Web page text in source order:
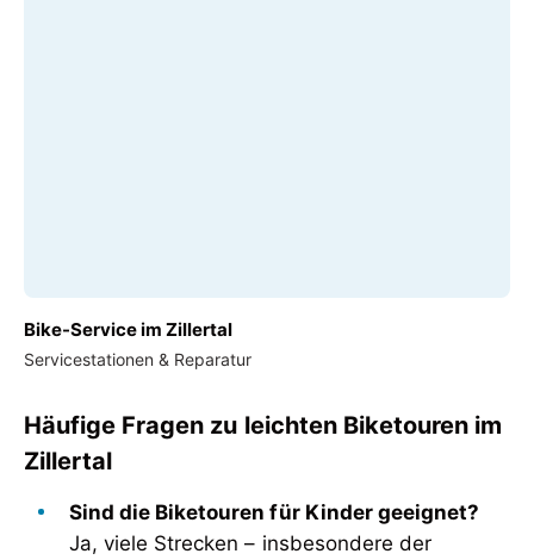
Bike-Service im Zillertal
Servicestationen & Reparatur
Häufige Fragen zu leichten Biketouren im
Zillertal
Sind die Biketouren für Kinder geeignet?
Ja, viele Strecken – insbesondere der